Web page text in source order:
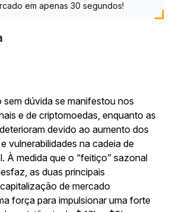
em apenas 30 segundos!
sem dúvida se manifestou nos
e de criptomoedas, enquanto as
devido ao aumento dos
vulnerabilidades na cadeia de
À medida que o “feitiço” sazonal
as duas principais
de mercado
força para impulsionar uma forte